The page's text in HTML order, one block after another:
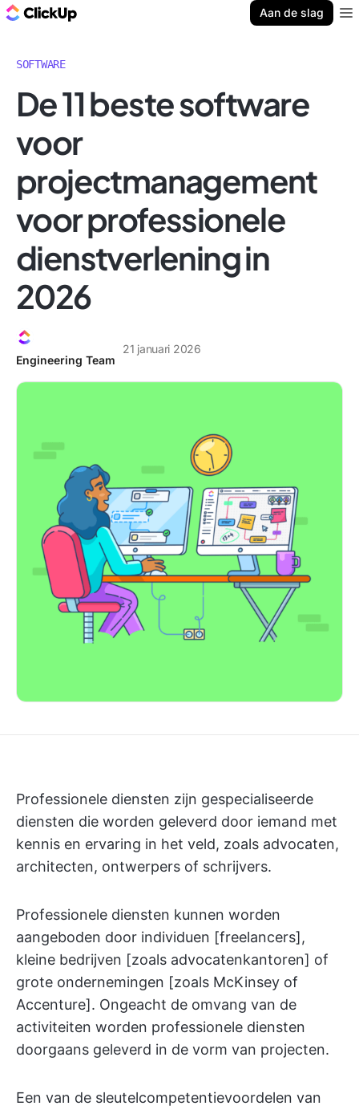
Aan de slag
SOFTWARE
De 11 beste software
voor
projectmanagement
voor professionele
dienstverlening in
2026
Engineering Team
21 januari 2026
Professionele diensten zijn gespecialiseerde
diensten die worden geleverd door iemand met
kennis en ervaring in het veld, zoals advocaten,
architecten, ontwerpers of schrijvers.
Professionele diensten kunnen worden
aangeboden door individuen [freelancers],
kleine bedrijven [zoals advocatenkantoren] of
grote ondernemingen [zoals McKinsey of
Accenture]. Ongeacht de omvang van de
activiteiten worden professionele diensten
doorgaans geleverd in de vorm van projecten.
Een van de sleutelcompetentievoordelen van